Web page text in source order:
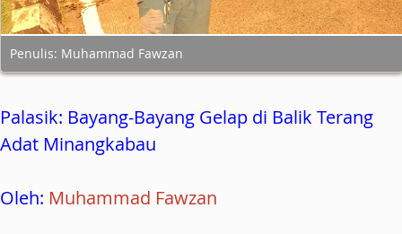
Penulis: Muhammad Fawzan
Palasik: Bayang-Bayang Gelap di Balik Terang
Adat Minangkabau
Oleh: Muhammad Fawzan